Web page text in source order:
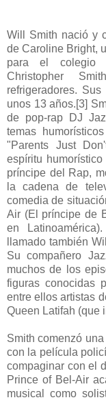
Will Smith nació y
de Caroline Bright,
para el colegio
Christopher
refrigeradores.
unos 13 años.[3]
de pop-rap DJ
temas
"Parents Just
espíritu
príncipe del Rap,
la cadena de
comedia de
Air (El príncipe de
en
llamado también
Su compañero
muchos de los
figuras conocidas
entre ellos artistas
Queen Latifah (que
Smith comenzó
con la película
compaginar con el
Prince of Bel-Air
musical como